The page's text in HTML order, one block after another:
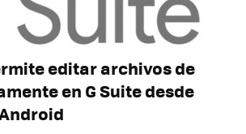
editar archivos de
en G Suite desde